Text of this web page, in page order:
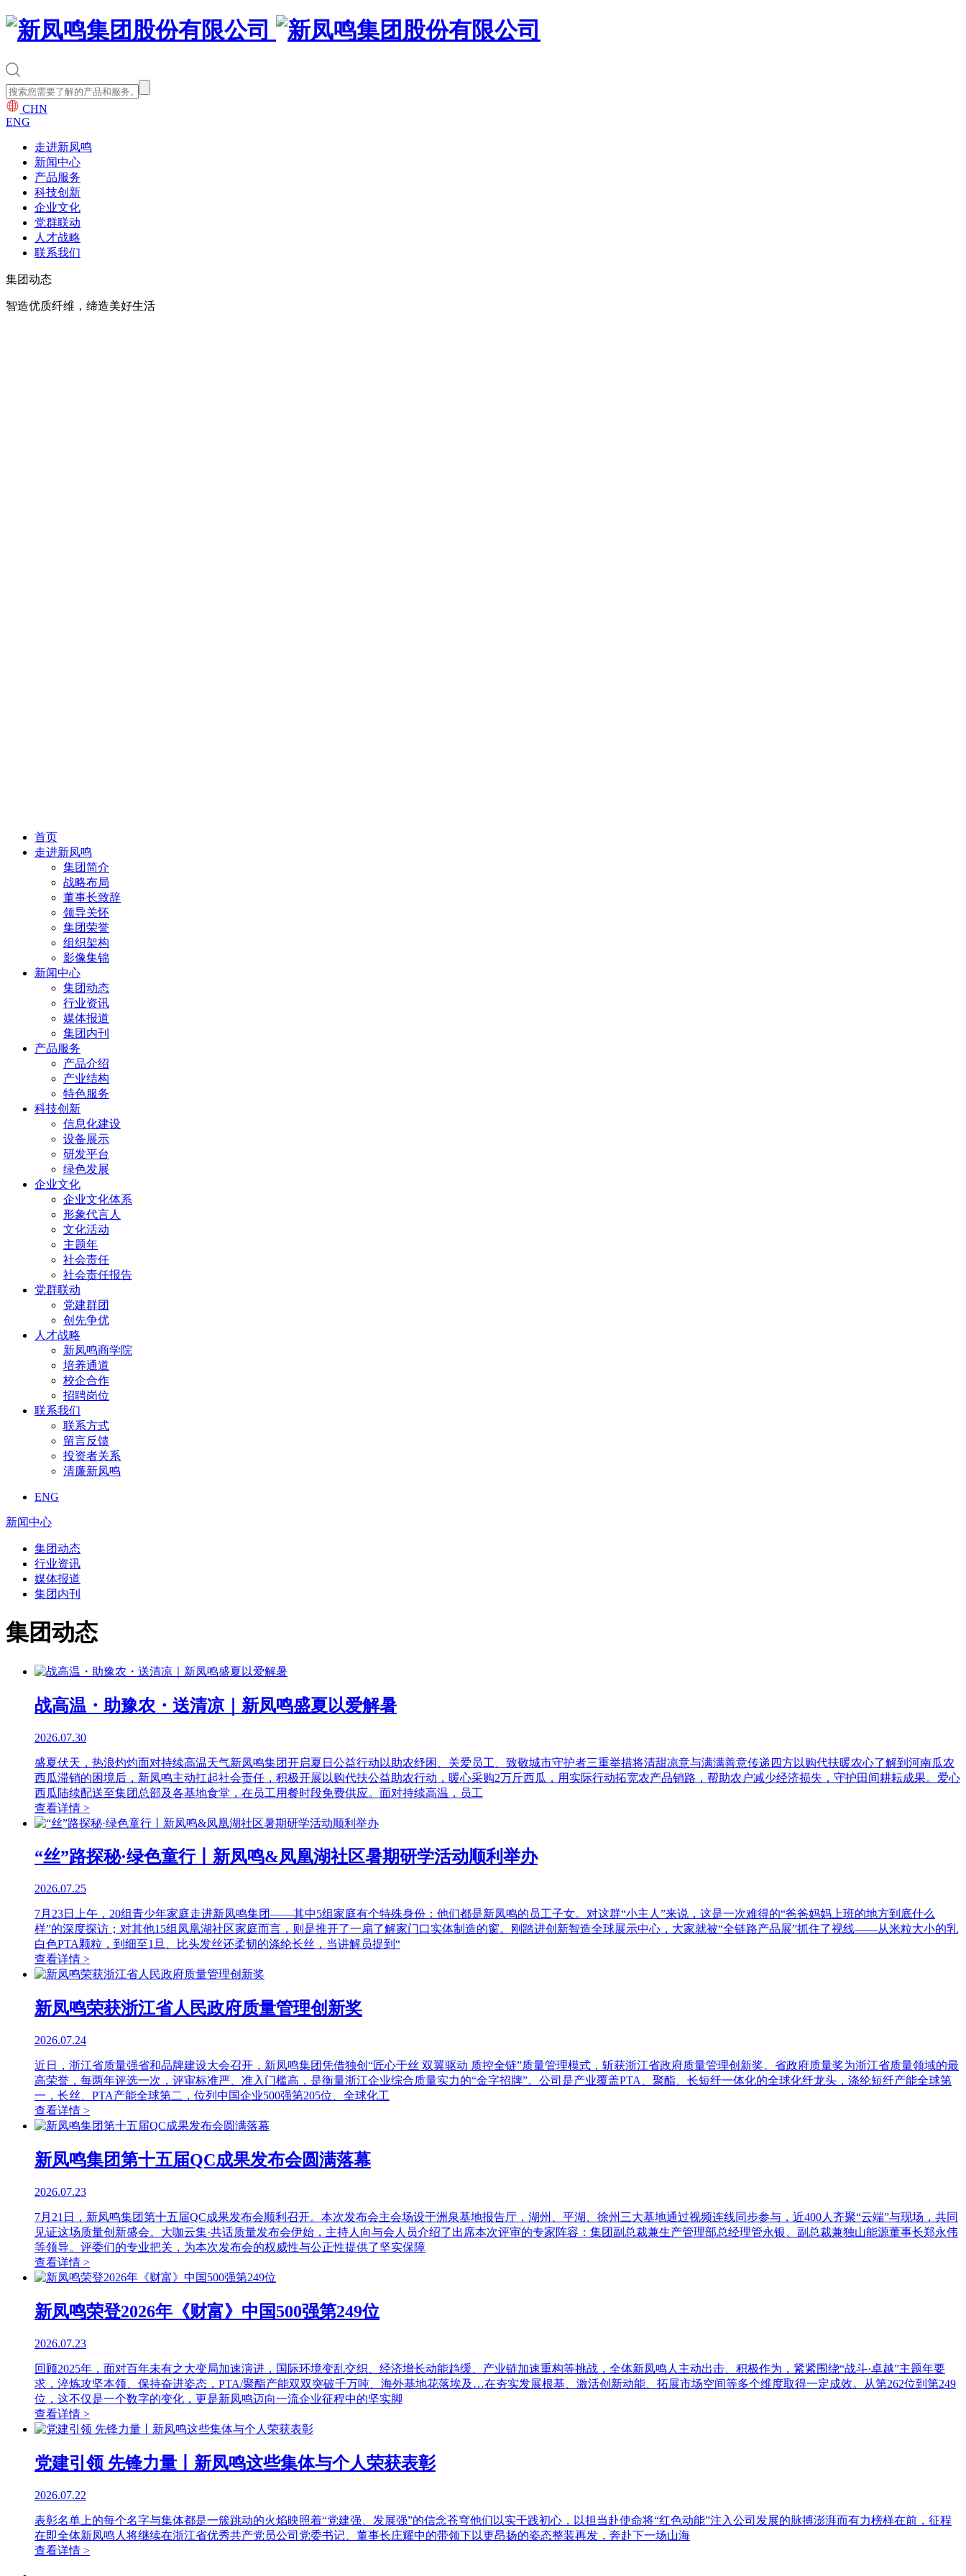
CHN
ENG
走进新凤鸣
新闻中心
产品服务
科技创新
企业文化
党群联动
人才战略
联系我们
集团动态
智造优质纤维，缔造美好生活
首页
走进新凤鸣
集团简介
战略布局
董事长致辞
领导关怀
集团荣誉
组织架构
影像集锦
新闻中心
集团动态
行业资讯
媒体报道
集团内刊
产品服务
产品介绍
产业结构
特色服务
科技创新
信息化建设
设备展示
研发平台
绿色发展
企业文化
企业文化体系
形象代言人
文化活动
主题年
社会责任
社会责任报告
党群联动
党建群团
创先争优
人才战略
新凤鸣商学院
培养通道
校企合作
招聘岗位
联系我们
联系方式
留言反馈
投资者关系
清廉新凤鸣
ENG
新闻中心
集团动态
行业资讯
媒体报道
集团内刊
集团动态
战高温・助豫农・送清凉｜新凤鸣盛夏以爱解暑
2026.07.30
盛夏伏天，热浪灼灼面对持续高温天气新凤鸣集团开启夏日公益行动以助农纾困、关爱员工、致敬城市守护者三重举措将清甜凉意与满满善意传递四方以购代扶暖农心了解到河南瓜农
西瓜滞销的困境后，新凤鸣主动扛起社会责任，积极开展以购代扶公益助农行动，暖心采购2万斤西瓜，用实际行动拓宽农产品销路，帮助农户减少经济损失，守护田间耕耘成果。爱心
西瓜陆续配送至集团总部及各基地食堂，在员工用餐时段免费供应。面对持续高温，员工
查看详情 >
“丝”路探秘·绿色童行丨新凤鸣&凤凰湖社区暑期研学活动顺利举办
2026.07.25
7月23日上午，20组青少年家庭走进新凤鸣集团——其中5组家庭有个特殊身份：他们都是新凤鸣的员工子女。对这群“小主人”来说，这是一次难得的“爸爸妈妈上班的地方到底什么
样”的深度探访；对其他15组凤凰湖社区家庭而言，则是推开了一扇了解家门口实体制造的窗。刚踏进创新智造全球展示中心，大家就被“全链路产品展”抓住了视线——从米粒大小的乳
白色PTA颗粒，到细至1旦、比头发丝还柔韧的涤纶长丝，当讲解员提到“
查看详情 >
新凤鸣荣获浙江省人民政府质量管理创新奖
2026.07.24
近日，浙江省质量强省和品牌建设大会召开，新凤鸣集团凭借独创“匠心于丝 双翼驱动 质控全链”质量管理模式，斩获浙江省政府质量管理创新奖。省政府质量奖为浙江省质量领域的最
高荣誉，每两年评选一次，评审标准严、准入门槛高，是衡量浙江企业综合质量实力的“金字招牌”。公司是产业覆盖PTA、聚酯、长短纤一体化的全球化纤龙头，涤纶短纤产能全球第
一，长丝、PTA产能全球第二，位列中国企业500强第205位、全球化工
查看详情 >
新凤鸣集团第十五届QC成果发布会圆满落幕
2026.07.23
7月21日，新凤鸣集团第十五届QC成果发布会顺利召开。本次发布会主会场设于洲泉基地报告厅，湖州、平湖、徐州三大基地通过视频连线同步参与，近400人齐聚“云端”与现场，共同
见证这场质量创新盛会。大咖云集·共话质量发布会伊始，主持人向与会人员介绍了出席本次评审的专家阵容：集团副总裁兼生产管理部总经理管永银、副总裁兼独山能源董事长郑永伟
等领导。评委们的专业把关，为本次发布会的权威性与公正性提供了坚实保障
查看详情 >
新凤鸣荣登2026年《财富》中国500强第249位
2026.07.23
回顾2025年，面对百年未有之大变局加速演进，国际环境变乱交织、经济增长动能趋缓、产业链加速重构等挑战，全体新凤鸣人主动出击、积极作为，紧紧围绕“战斗·卓越”主题年要
求，淬炼攻坚本领、保持奋进姿态，PTA/聚酯产能双双突破千万吨、海外基地花落埃及…在夯实发展根基、激活创新动能、拓展市场空间等多个维度取得一定成效。从第262位到第249
位，这不仅是一个数字的变化，更是新凤鸣迈向一流企业征程中的坚实脚
查看详情 >
党建引领 先锋力量丨新凤鸣这些集体与个人荣获表彰
2026.07.22
表彰名单上的每个名字与集体都是一簇跳动的火焰映照着“党建强、发展强”的信念苍穹他们以实干践初心，以担当赴使命将“红色动能”注入公司发展的脉搏澎湃而有力榜样在前，征程
在即全体新凤鸣人将继续在浙江省优秀共产党员公司党委书记、董事长庄耀中的带领下以更昂扬的姿态整装再发，奔赴下一场山海
查看详情 >